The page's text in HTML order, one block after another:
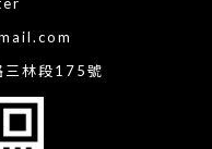
三林段175號